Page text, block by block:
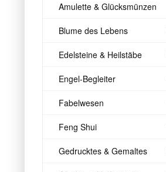
Amulette & Glücksmünzen
Blume des Lebens
Edelsteine & Heilstäbe
Engel-Begleiter
Fabelwesen
Feng Shui
Gedrucktes & Gemaltes